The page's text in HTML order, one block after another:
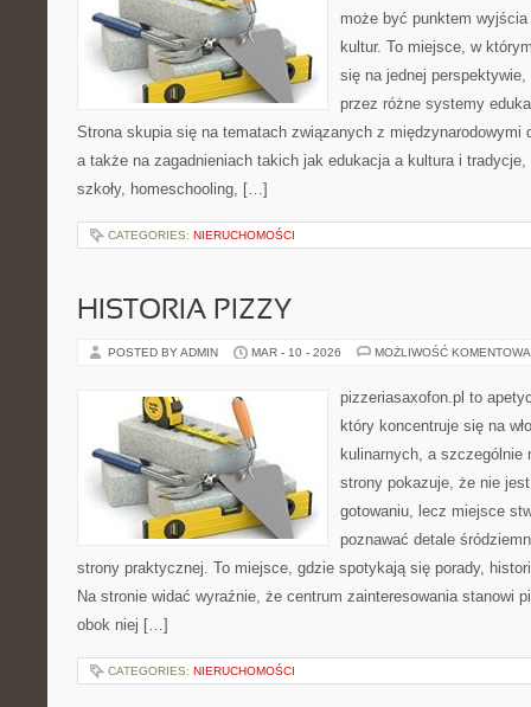
może być punktem
kultur. To miejsce, w
się na jednej
przez różne systemy
Strona skupia się na tematach związanych z międzynarodowymi
a także na zagadnieniach takich jak edukacja a kultura i
szkoły, homeschooling, […]
CATEGORIES: NIERUCHOMOŚCI
HISTORIA PIZZY
POSTED BY ADMIN MAR - 10 - 2026 MOŻLIWOŚĆ
pizzeriasaxofon.pl to
który koncentruje się na
kulinarnych, a
strony pokazuje, że nie
gotowaniu, lecz miejsce
poznawać detale
strony praktycznej. To miejsce, gdzie spotykają się porady,
Na stronie widać wyraźnie, że centrum zainteresowania stanowi
obok niej […]
CATEGORIES: NIERUCHOMOŚCI